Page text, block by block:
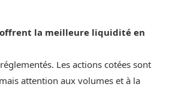
la meilleure liquidité en
Les actions cotées sont
attention aux volumes et à la